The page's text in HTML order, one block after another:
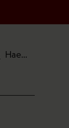
Hae